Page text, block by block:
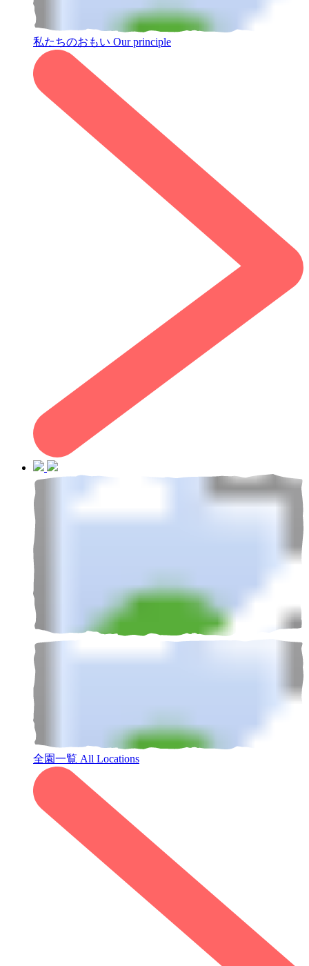
私たちのおもい Our principle
全園一覧 All Locations